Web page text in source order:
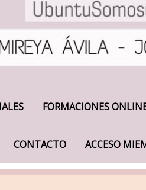
FORMACIONES
CONTACTO ACCESO